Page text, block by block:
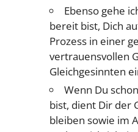
Ebenso gehe
bereit bist, Dich
Prozess in einer
vertrauensvollen
Gleichgesinnten
Wenn Du
bist, dient Dir der
bleiben sowie im